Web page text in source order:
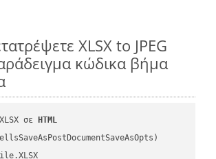
XLSX to JPEG
κώδικα βήμα
σε
HTML